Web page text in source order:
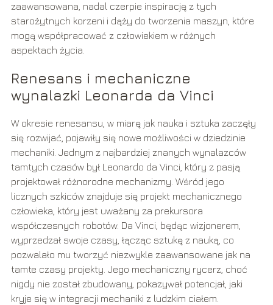
zaawansowana, nadal czerpie inspirację z tych
starożytnych korzeni i dąży do tworzenia maszyn, które
mogą współpracować z człowiekiem w różnych
aspektach życia.
Renesans i mechaniczne
wynalazki Leonarda da Vinci
W okresie renesansu, w miarę jak nauka i sztuka zaczęły
się rozwijać, pojawiły się nowe możliwości w dziedzinie
mechaniki. Jednym z najbardziej znanych wynalazców
tamtych czasów był Leonardo da Vinci, który z pasją
projektował różnorodne mechanizmy. Wśród jego
licznych szkiców znajduje się projekt mechanicznego
człowieka, który jest uważany za prekursora
współczesnych robotów. Da Vinci, będąc wizjonerem,
wyprzedzał swoje czasy, łącząc sztukę z nauką, co
pozwalało mu tworzyć niezwykle zaawansowane jak na
tamte czasy projekty. Jego mechaniczny rycerz, choć
nigdy nie został zbudowany, pokazywał potencjał, jaki
kryje się w integracji mechaniki z ludzkim ciałem.